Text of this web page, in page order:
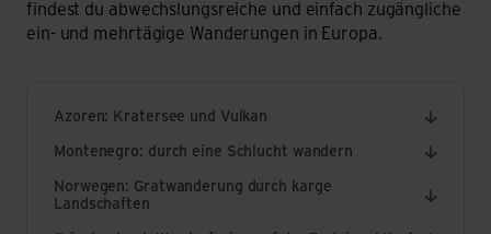
findest du abwechslungsreiche und einfach zugängliche
ein- und mehrtägige Wanderungen in Europa.
Azoren: Kratersee und Vulkan
Montenegro: durch eine Schlucht wandern
Norwegen: Gratwanderung durch karge
Landschaften